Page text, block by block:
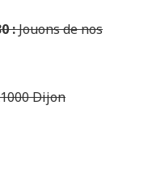
:Jouons de nos
Dijon